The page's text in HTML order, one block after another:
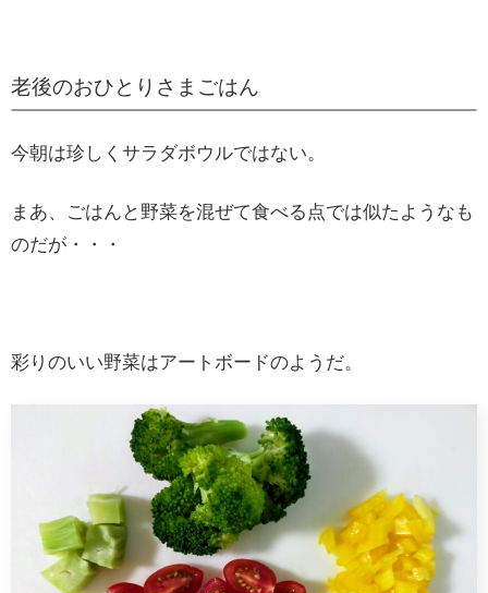
老後のおひとりさまごはん
今朝は珍しくサラダボウルではない。
まあ、ごはんと野菜を混ぜて食べる点では似たようなも
のだが・・・
彩りのいい野菜はアートボードのようだ。